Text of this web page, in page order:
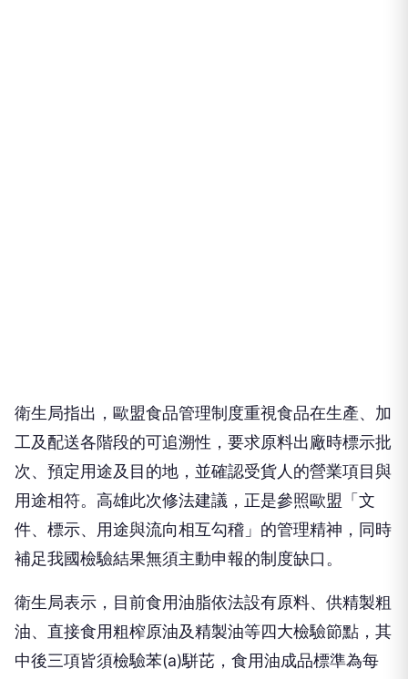
衛生局指出，歐盟食品管理制度重視食品在生產、加
工及配送各階段的可追溯性，要求原料出廠時標示批
次、預定用途及目的地，並確認受貨人的營業項目與
用途相符。高雄此次修法建議，正是參照歐盟「文
件、標示、用途與流向相互勾稽」的管理精神，同時
補足我國檢驗結果無須主動申報的制度缺口。
衛生局表示，目前食用油脂依法設有原料、供精製粗
油、直接食用粗榨原油及精製油等四大檢驗節點，其
中後三項皆須檢驗苯(a)駢芘，食用油成品標準為每